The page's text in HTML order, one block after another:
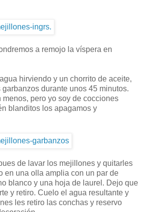
a remojo la víspera en
hirviendo y un chorrito de aceite,
durante unos 45 minutos.
menos, pero yo soy de cocciones
blanditos los apagamos y
de lavar los mejillones y quitarles
en una olla amplia con un par de
blanco y una hoja de laurel. Dejo que
y retiro. Cuelo el agua resultante y
les retiro las conchas y reservo